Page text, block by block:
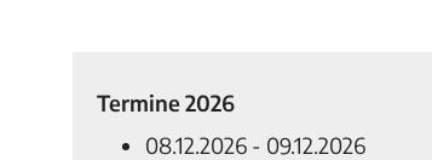
Termine 2026
08.12.2026 - 09.12.2026